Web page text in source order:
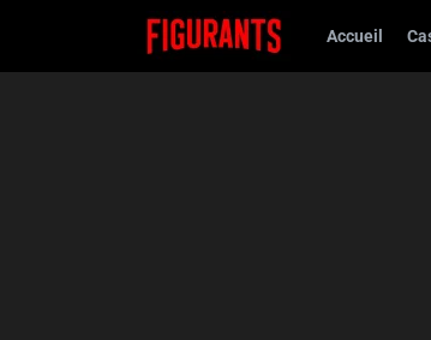
Accueil